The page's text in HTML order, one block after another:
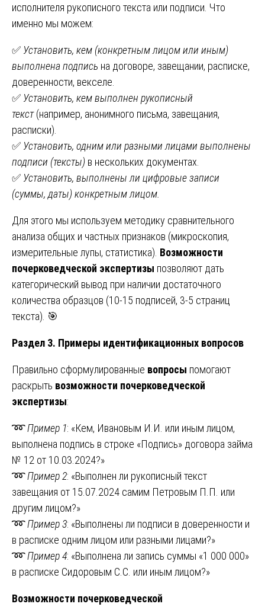
исполнителя рукописного текста или подписи. Что
именно мы можем:
✅ Установить, кем (конкретным лицом или иным)
выполнена подпись на договоре, завещании, расписке,
доверенности, векселе.
✅ Установить, кем выполнен рукописный
текст(например, анонимного письма, завещания,
расписки).
✅ Установить, одним или разными лицами выполнены
подписи (тексты) в нескольких документах.
✅ Установить, выполнены ли цифровые записи
(суммы, даты) конкретным лицом.
Для этого мы используем методику сравнительного
анализа общих и частных признаков (микроскопия,
измерительные лупы, статистика). Возможности
почерковедческой экспертизы позволяют дать
категорический вывод при наличии достаточного
количества образцов (10-15 подписей, 3-5 страниц
текста). 🎯
Раздел 3. Примеры идентификационных вопросов
Правильно сформулированные вопросы помогают
раскрыть возможности почерковедческой
экспертизы:
➿Пример 1: «Кем, Ивановым И.И. или иным лицом,
выполнена подпись в строке «Подпись» договора займа
№ 12 от 10.03.2024?»
➿Пример 2: «Выполнен ли рукописный текст
завещания от 15.07.2024 самим Петровым П.П. или
другим лицом?»
➿Пример 3: «Выполнены ли подписи в доверенности и
в расписке одним лицом или разными лицами?»
➿Пример 4: «Выполнена ли запись суммы «1 000 000»
в расписке Сидоровым С.С. или иным лицом?»
Возможности почерковедческой